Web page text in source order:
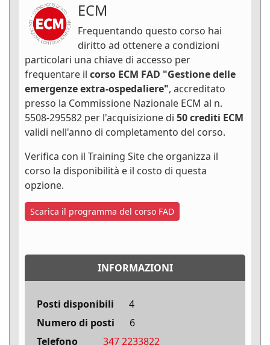
ECM
Frequentando questo corso hai
diritto ad ottenere a condizioni
particolari una chiave di accesso per
frequentare il corso ECM FAD "Gestione delle
emergenze extra-ospedaliere", accreditato
presso la Commissione Nazionale ECM al n.
5508-295582 per l'acquisizione di 50 crediti ECM
validi nell'anno di completamento del corso.
Verifica con il Training Site che organizza il
corso la disponibilità e il costo di questa
opzione.
Scarica il programma del corso FAD
INFORMAZIONI
Posti disponibili
4
Numero di posti
6
Telefono
347 2233822